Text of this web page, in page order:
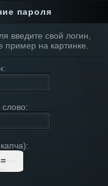
пароля
введите свой логин,
пример на картинке.